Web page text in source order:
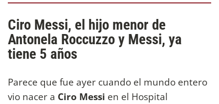
Ciro Messi, el hijo menor de
Antonela Roccuzzo y Messi, ya
tiene 5 años
Parece que fue ayer cuando el mundo entero
vio nacer a Ciro Messi en el Hospital